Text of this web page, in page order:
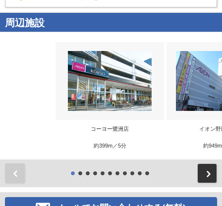
周辺施設
コーヨー鷺洲店
約399m／5分
イオン
約